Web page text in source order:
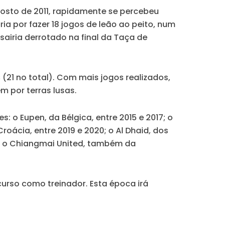
de 2011, rapidamente se percebeu
por fazer18 jogos de leão ao peito, num
derrotado na final da Taça de
no total). Com mais jogos realizados,
por terras lusas.
o Eupen, da Bélgica, entre 2015 e 2017; o
entre 2019 e 2020; o Al Dhaid, dos
o Chiangmai United, também da
como treinador. Esta época irá